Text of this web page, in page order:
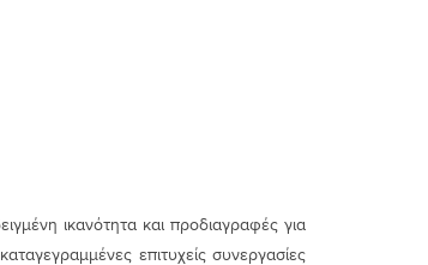
ικανότητα και προδιαγραφές για
επιτυχείς συνεργασίες